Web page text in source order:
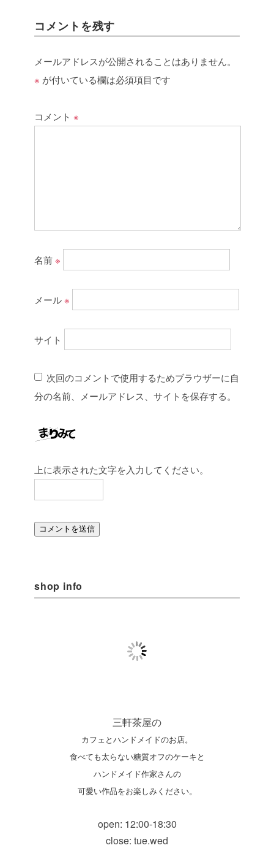
コメントを残す
メールアドレスが公開されることはありません。
※ が付いている欄は必須項目です
コメント ※
名前※
メール※
サイト
次回のコメントで使用するためブラウザーに自
分の名前、メールアドレス、サイトを保存する。
上に表示された文字を入力してください。
shop info
三軒茶屋の
カフェとハンドメイドのお店。
食べても太らない糖質オフのケーキと
ハンドメイド作家さんの
可愛い作品をお楽しみください。
open: 12:00-18:30
close: tue.wed